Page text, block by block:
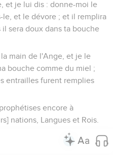
et je lui dis : donne-moi le
et le dévore ; et il remplira
sera doux dans ta bouche
main de l'Ange, et je le
bouche comme du miel ;
entrailles furent remplies
encore à
nations, Langues et Rois.